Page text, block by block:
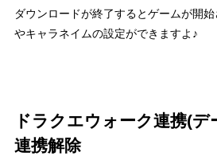
ダウンロードが終了するとゲームが開
やキャラネイムの設定ができますよ♪
ドラクエウォーク連携(デ
連携解除